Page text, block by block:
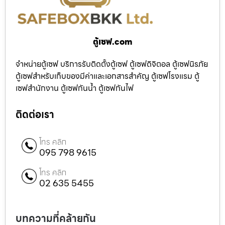
ตู้เซฟ.com
จำหน่ายตู้เซฟ บริการรับติดตั้งตู้เซฟ ตู้เซฟดิจิตอล ตู้เซฟนิรภัย
ตู้เซฟสำหรับเก็บของมีค่าและเอกสารสำคัญ ตู้เซฟโรงแรม ตู้
เซฟสำนักงาน ตู้เซฟกันน้ำ ตู้เซฟกันไฟ
ติดต่อเรา
โทร คลิก
095 798 9615
โทร คลิก
02 635 5455
บทความที่คล้ายกัน